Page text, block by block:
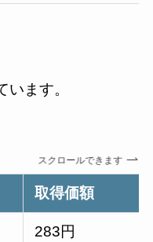
ます。
スクロールできます
取得価額
283円